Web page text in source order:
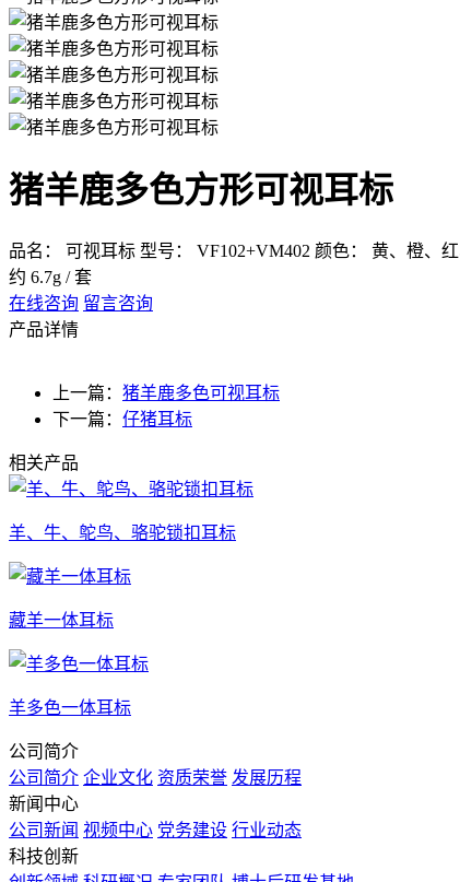
猪羊鹿多色方形可视耳标
品名： 可视耳标 型号： VF102+VM402 颜色： 黄、橙、
约 6.7g / 套
在线咨询 留言咨询
产品详情
上一篇： 猪羊鹿多色可视耳标
下一篇： 仔猪耳标
相关产品
羊、牛、鸵鸟、骆驼锁扣耳标
藏羊一体耳标
羊多色一体耳标
公司简介
公司简介 企业文化 资质荣誉 发展历程
新闻中心
公司新闻 视频中心 党务建设 行业动态
科技创新